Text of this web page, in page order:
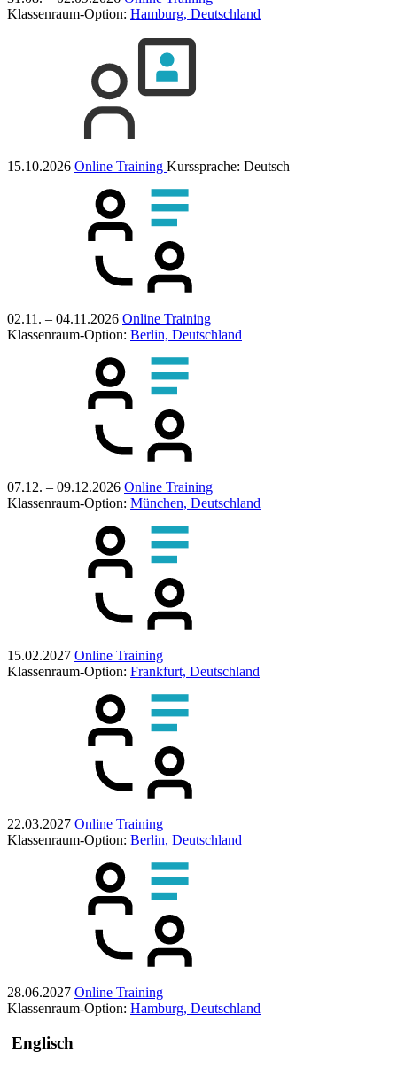
Klassenraum-Option: Hamburg, Deutschland
15.10.2026 Online Training Kurssprache: Deutsch
02.11. – 04.11.2026 Online Training
Klassenraum-Option: Berlin, Deutschland
07.12. – 09.12.2026 Online Training
Klassenraum-Option: München, Deutschland
15.02.2027 Online Training
Klassenraum-Option: Frankfurt, Deutschland
22.03.2027 Online Training
Klassenraum-Option: Berlin, Deutschland
28.06.2027 Online Training
Klassenraum-Option: Hamburg, Deutschland
Englisch